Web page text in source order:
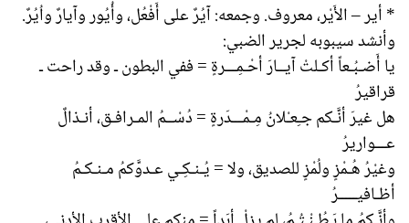
* أير – الأَيْر، معروف. وجمعه: آيُرٌ على أَفْعُل، وأُيُور وآيارٌ واُيُرٌ.
وأنشد سيبوبه لجرير الضبي:
يا أَضـبُـعاً أكـلتْ آيــارَ أحْـمِـــرةٍ = ففي البطون ـ وقد راحت ـ
قراقيرُ
هل غيرَ أنَّـكم جـِعـْلانُ مِـمْـــدَرةٍ = دُسْــمُ المـرافـق، أنـذالٌ
عـــواريرُ
وغيْرُ هُـمْزٍ ولُمْزٍ للصديق، ولا = يُـنـكِـي عـدوَّكمُ مـنـكـمُ
أظـافيـــــرُ